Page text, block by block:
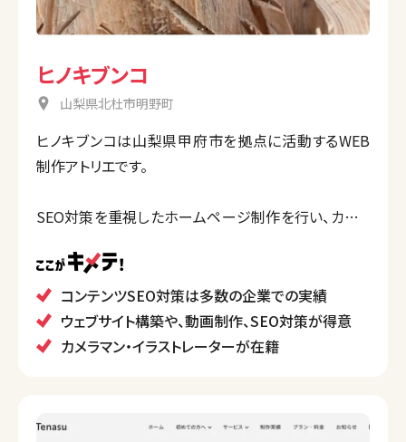
ヒノキブンコ
山梨県北杜市明野町
ヒノキブンコは山梨県甲府市を拠点に活動するWEB
制作アトリエです。
SEO対策を重視したホームページ制作を行い、カメラ
トのニーズに応じた包括的なサービスを提供していま
す。
また、SEOに関する豊富な経験と知識を持ち、クライア
ントのサイトの検索順位向上を目指したコンサルティ
コンテンツSEO対策は多数の企業での実績
ウェブサイト構築や、動画制作、SEO対策が得意
カメラマン・イラストレーターが在籍